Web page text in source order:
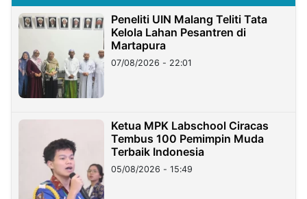
Peneliti UIN Malang Teliti Tata
Kelola Lahan Pesantren di
Martapura
07/08/2026 - 22:01
Ketua MPK Labschool Ciracas
Tembus 100 Pemimpin Muda
Terbaik Indonesia
05/08/2026 - 15:49